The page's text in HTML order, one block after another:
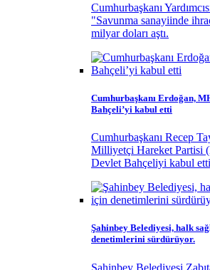
Cumhurbaşkanı
"Savunma sanayiinde
milyar doları aştı.
Cumhurbaşkanı Erdoğan,
Bahçeli’yi kabul etti
Cumhurbaşkanı Recep
Milliyetçi Hareket Partisi
Devlet Bahçeliyi kabul
Şahinbey Belediyesi, halk
denetimlerini sürdürüyor.
Şahinbey Belediyesi